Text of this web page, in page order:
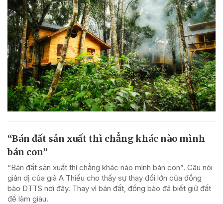
“Bán đất sản xuất thì chẳng khác nào mình
bán con”
“Bán đất sản xuất thì chẳng khác nào mình bán con”. Câu nói
giản dị của già A Thiếu cho thấy sự thay đổi lớn của đồng
bào DTTS nơi đây. Thay vì bán đất, đồng bào đã biết giữ đất
để làm giàu.